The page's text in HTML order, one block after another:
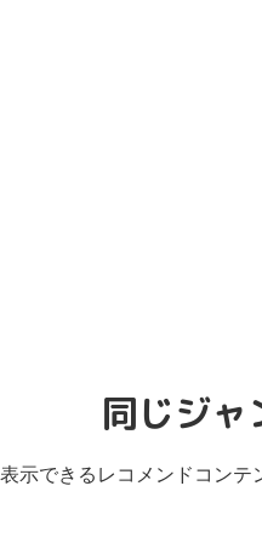
同じジャ
表示できるレコメンドコンテ